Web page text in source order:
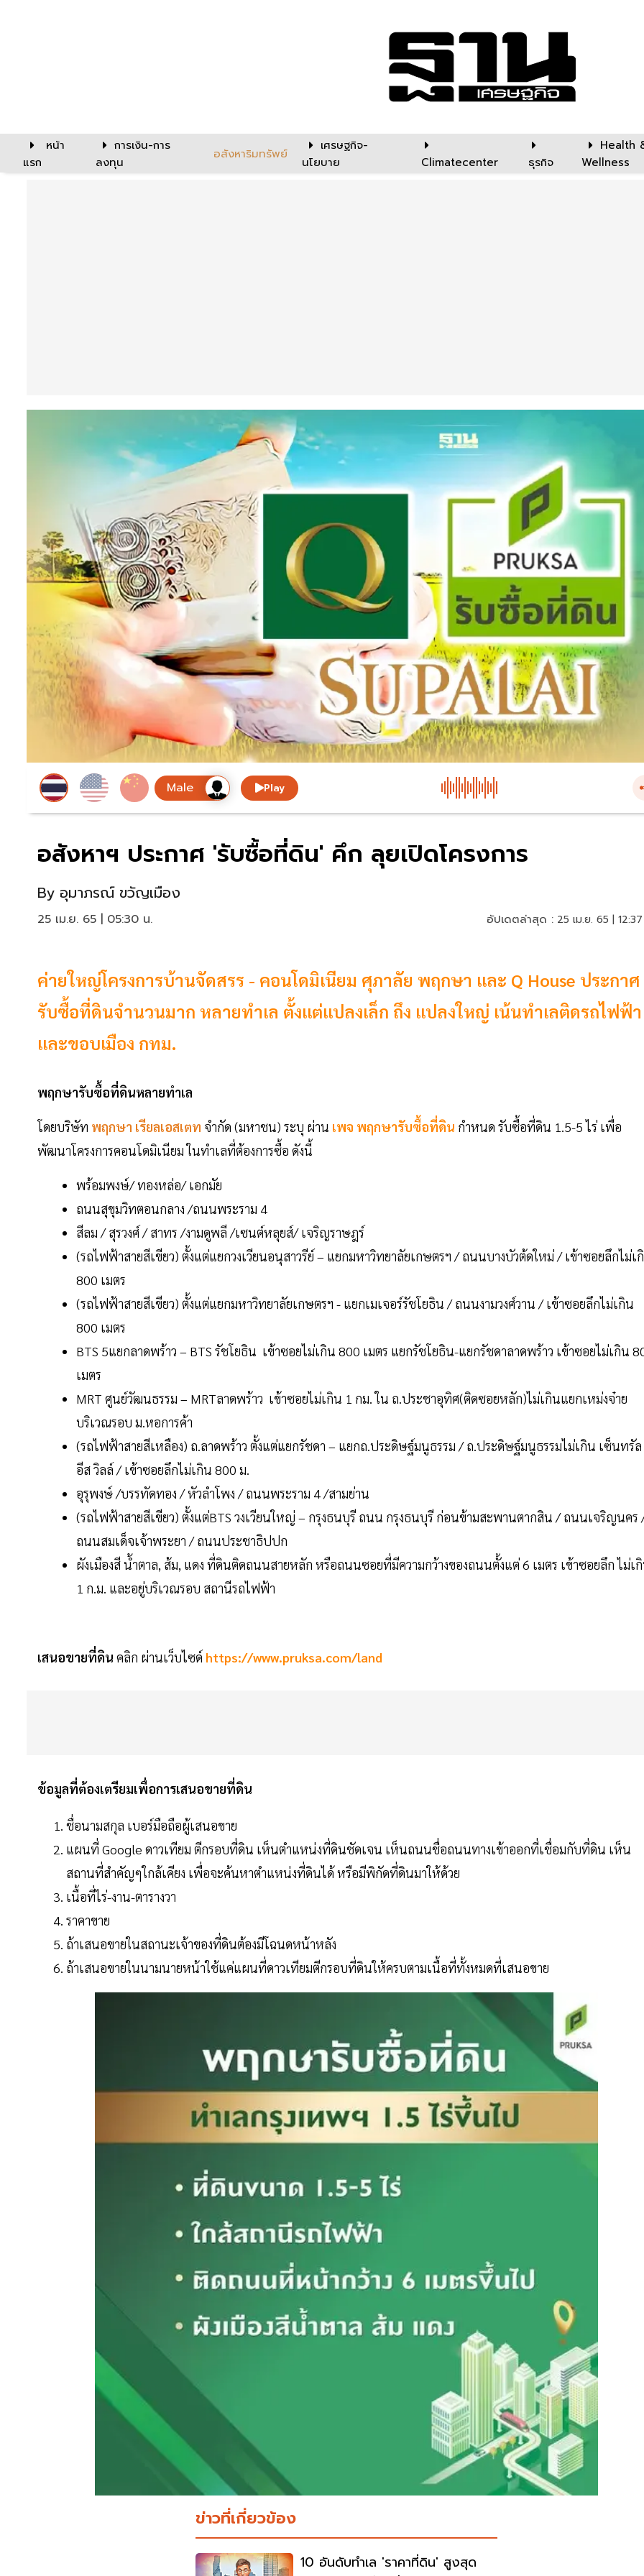
หน้า
แรก
การเงิน-การ
ลงทุน
อสังหาริมทรัพย์
เศรษฐกิจ-
นโยบาย
Climatecenter ธุรกิจ
Health
Wellness
Play
อสังหาฯ ประกาศ 'รับซื้อที่ดิน' คึก ลุยเปิดโครงการ
By อุมาภรณ์ ขวัญเมือง
25 เม.ย. 65 | 05:30 น. อัปเดตล่าสุด : 25 เม.ย. 65 |
ค่ายใหญ่โครงการบ้านจัดสรร - คอนโดมิเนียม ศุภาลัย พฤกษา และ Q House ประกาศ
รับซื้อที่ดินจำนวนมาก หลายทำเล ตั้งแต่แปลงเล็ก ถึง แปลงใหญ่ เน้นทำเลติดรถไฟฟ้า
และขอบเมือง กทม.
พฤกษารับซื้อที่ดินหลายทำเล
โดยบริษัท พฤกษา เรียลเอสเตท จำกัด (มหาชน) ระบุ ผ่าน เพจ พฤกษารับซื้อที่ดิน กำหนด รับซื้อที่ดิน 1.5-5 ไร่ เพื่อ
พัฒนาโครงการคอนโดมิเนียม ในทำเลที่ต้องการซื้อ ดังนี้
พร้อมพงษ์/ ทองหล่อ/ เอกมัย
ถนนสุขุมวิทตอนกลาง /ถนนพระราม 4
สีลม / สุรวงศ์ / สาทร /งามดูพลี /เซนต์หลุยส์/ เจริญราษฎร์
(รถไฟฟ้าสายสีเขียว) ตั้งแต่แยกวงเวียนอนุสาวรีย์ – แยกมหาวิทยาลัยเกษตรฯ / ถนนบางบัวต้ดใหม่ / เข้าซอยลึกไม่เ
800 เมตร
(รถไฟฟ้าสายสีเขียว) ตั้งแต่แยกมหาวิทยาลัยเกษตรฯ - แยกเมเจอร์รัชโยธิน / ถนนงามวงศ์วาน / เข้าซอยลึกไม่เกิน
800 เมตร
BTS 5แยกลาดพร้าว – BTS รัชโยธิน เข้าซอยไม่เกิน 800 เมตร แยกรัชโยธิน-แยกรัชดาลาดพร้าว เข้าซอยไม่เกิน
เมตร
MRT ศูนย์วัฒนธรรม – MRTลาดพร้าว เข้าซอยไม่เกิน 1 กม. ใน ถ.ประชาอุทิศ(ติดซอยหลัก)ไม่เกินแยกเหม่งจ๋าย
บริเวณรอบ ม.หอการค้า
(รถไฟฟ้าสายสีเหลือง) ถ.ลาดพร้าว ตั้งแต่แยกรัชดา – แยกถ.ประดิษฐ์มนูธรรม / ถ.ประดิษฐ์มนูธรรมไม่เกิน เซ็นทรัล
อีส วิลล์ / เข้าซอยลึกไม่เกิน 800 ม.
อุรุพงษ์ /บรรทัดทอง / หัวลำโพง / ถนนพระราม 4 /สามย่าน
(รถไฟฟ้าสายสีเขียว) ตั้งแต่BTS วงเวียนใหญ่ – กรุงธนบุรี ถนน กรุงธนบุรี ก่อนข้ามสะพานตากสิน / ถนนเจริญนคร
ถนนสมเด็จเจ้าพระยา / ถนนประชาธิปปก
ผังเมืองสี น้ำตาล, ส้ม, แดง ที่ดินติดถนนสายหลัก หรือถนนซอยที่มีความกว้างของถนนตั้งแต่ 6 เมตร เข้าซอยลึก ไม่เ
1 ก.ม. และอยู่บริเวณรอบ สถานีรถไฟฟ้า
เสนอขายที่ดิน คลิก ผ่านเว็บไซด์ https://www.pruksa.com/land
ข้อมูลที่ต้องเตรียมเพื่อการเสนอขายที่ดิน
ชื่อนามสกุล เบอร์มือถือผู้เสนอขาย
แผนที่ Google ดาวเทียม ตีกรอบที่ดิน เห็นตำแหน่งที่ดินชัดเจน เห็นถนนชื่อถนนทางเข้าออกที่เชื่อมกับที่ดิน เห็น
สถานที่สำคัญๆใกล้เคียง เพื่อจะค้นหาตำแหน่งที่ดินได้ หรือมีพิกัดที่ดินมาให้ด้วย
เนื้อที่ไร่-งาน-ตารางวา
ราคาขาย
ถ้าเสนอขายในสถานะเจ้าของที่ดินต้องมีโฉนดหน้าหลัง
ถ้าเสนอขายในนามนายหน้าใช้แค่แผนที่ดาวเทียมตีกรอบที่ดินให้ครบตามเนื้อที่ทั้งหมดที่เสนอขาย
ข่าวที่เกี่ยวข้อง
10 อันดับทำเล 'ราคาที่ดิน' สูงสุด